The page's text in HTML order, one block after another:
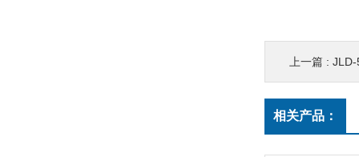
上一篇 : JLD-
相关产品：